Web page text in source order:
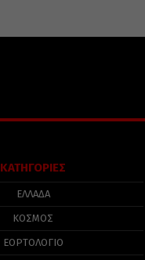
ΚΑΤΗΓΟΡΙΕΣ
ΕΛΛΑΔΑ
ΚΟΣΜΟΣ
ΕΟΡΤΟΛΟΓΙΟ